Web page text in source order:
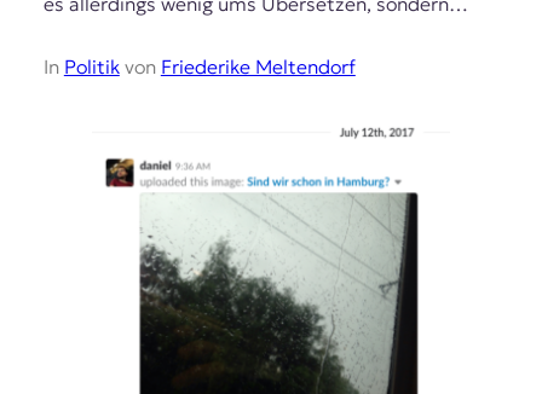
In Politikvon Friederike Meltendorf